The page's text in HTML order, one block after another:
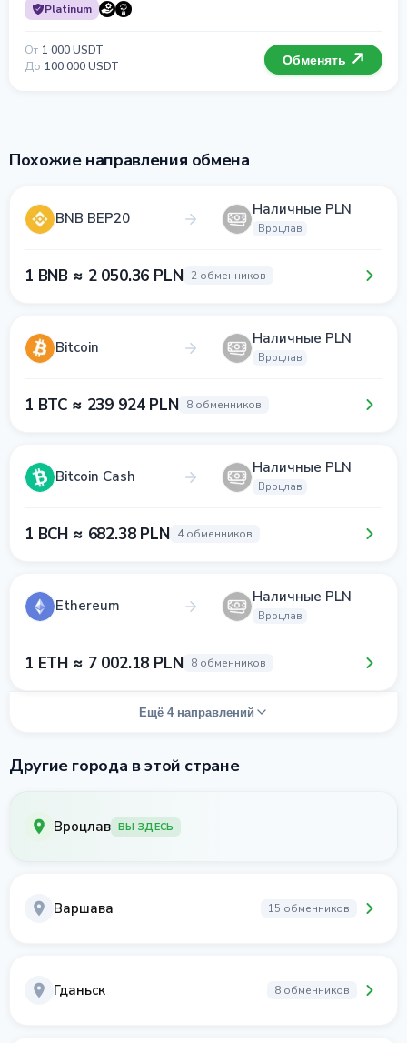
Platinum
От 1 000 USDT
До 100 000 USDT Обменять
Похожие направления обмена
BNB BEP20 Наличные PLN
Вроцлав
1 BNB ≈ 2 050.36 PLN 2 обменников
Bitcoin Наличные PLN
Вроцлав
1 BTC ≈ 239 924 PLN 8 обменников
Bitcoin Cash Наличные PLN
Вроцлав
1 BCH ≈ 682.38 PLN 4 обменников
Ethereum Наличные PLN
Вроцлав
1 ETH ≈ 7 002.18 PLN 8 обменников
Ещё 4 направлений
Другие города в этой стране
Вроцлав ВЫ ЗДЕСЬ
Варшава 15 обменников
Гданьск 8 обменников